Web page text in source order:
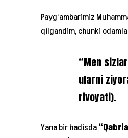
Payg‘ambarimiz
qilgandim, chunki
“Men
ularni
rivoyati).
Yana bir hadisda